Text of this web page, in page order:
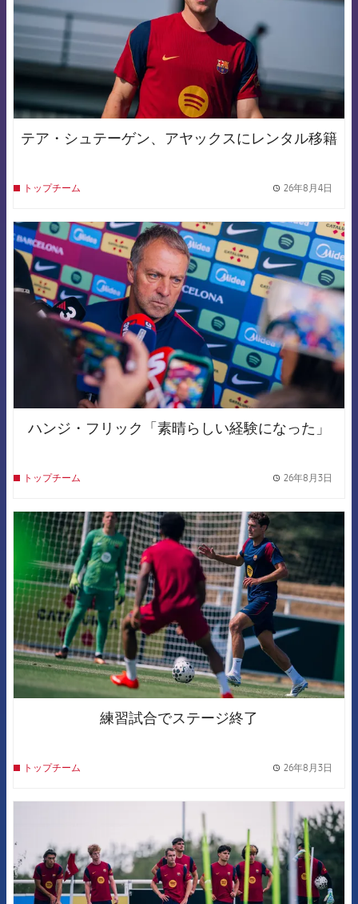
テア・シュテーゲン、アヤックスにレンタル移籍
トップチーム 26年8月4日
FCB Barcelona badge
ハンジ・フリック「素晴らしい経験になった」
トップチーム 26年8月3日
FCB Barcelona badge
練習試合でステージ終了
トップチーム 26年8月3日